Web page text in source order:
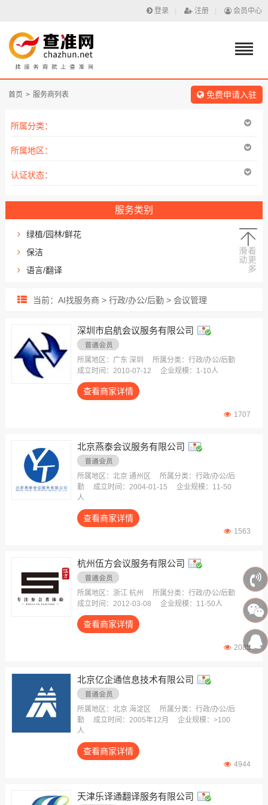
登录 注册 会员中心
首页 > 服务商列表 免费申请入驻
所属分类：
所属地区：
认证状态：
服务类别
绿植/园林/鲜花
保洁
语言/翻译
团餐
保险
酒店
物业
劳保用品
办公家具
员工拓展
印刷制作
摄影/影视
工作服/职业服
办公室装修
办公室/工位/厂房租赁
当前：AI找服务商 > 行政/办公/后勤 > 会议管理
深圳市启航会议服务有限公司
所属地区：广东 深圳
所属分类：行政/办公/后勤
成立时间：2010-07-12
企业规模：1-10人
查看商家详情
1707
北京燕泰会议服务有限公司
所属地区：北京 通州区
所属分类：行政/办公/后
勤
成立时间：2004-01-15
企业规模：11-50
人
查看商家详情
1563
杭州伍方会议服务有限公司
所属地区：浙江 杭州
所属分类：行政/办公/后勤
成立时间：2012-03-08
企业规模：11-50人
查看商家详情
2085
北京亿企通信息技术有限公司
所属地区：北京 海淀区
所属分类：行政/办公/后
勤
成立时间：2005年12月
企业规模：>100
人
查看商家详情
4944
天津乐译通翻译服务有限公司